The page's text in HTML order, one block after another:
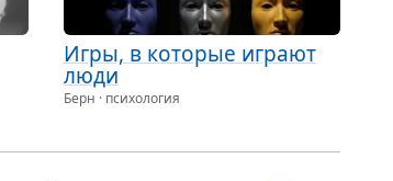
Игры, в кото­рые играют
люди
Берн · психология